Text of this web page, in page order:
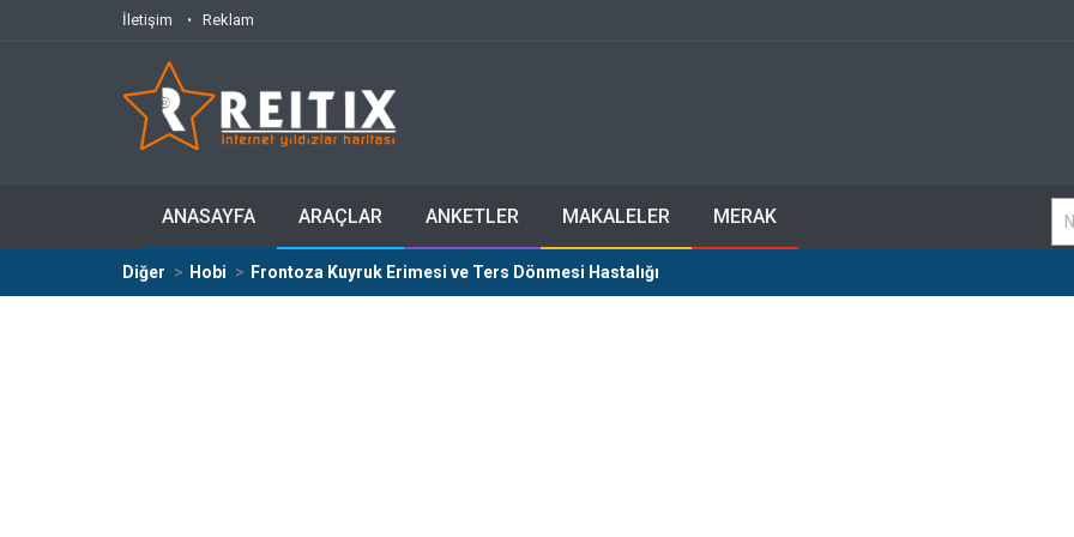
İletişim Reklam
ANASAYFA ARAÇLAR ANKETLER MAKALELER MERAK
Diğer Hobi Frontoza Kuyruk Erimesi ve Ters Dönmesi Hastalığı